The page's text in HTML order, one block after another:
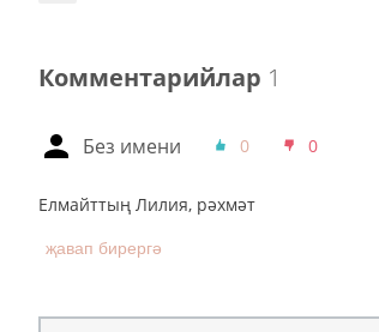
Комментарийлар 1
Без имени 0 0
Елмайттың Лилия, рәхмәт
җавап бирергә